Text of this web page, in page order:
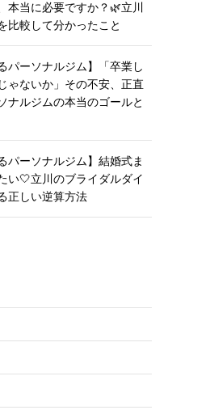
本当に必要ですか？🌿立川
比較して分かったこと
パーソナルジム】「卒業し
ゃないか」その不安、正直
ナルジムの本当のゴールと
パーソナルジム】結婚式ま
い🤍立川のブライダルダイ
正しい逆算方法